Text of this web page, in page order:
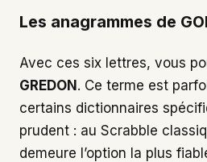
Les anagrammes de
Avec ces six lettres, vous
GREDON. Ce terme est
certains dictionnaires
prudent : au Scrabble
demeure l’option la plus